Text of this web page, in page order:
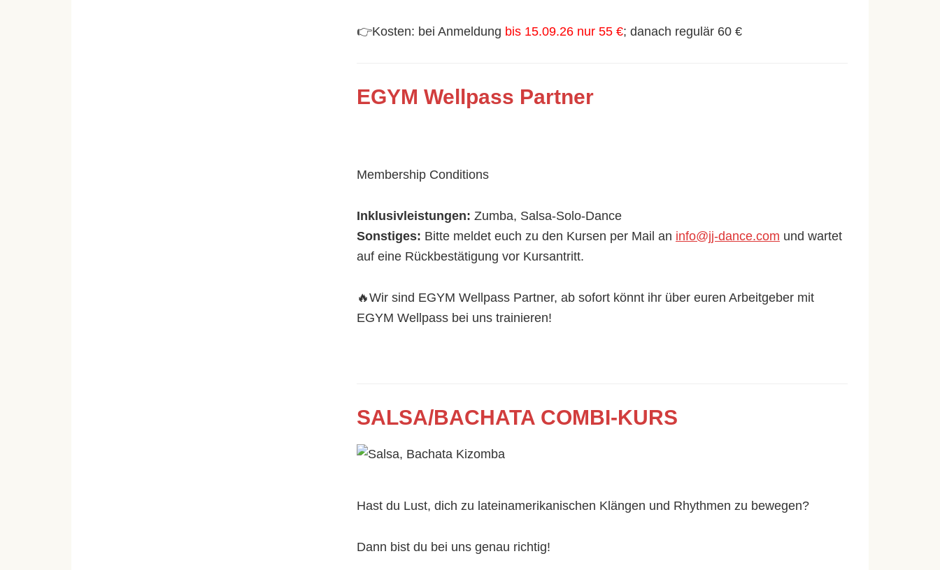
👉Kosten: bei Anmeldung bis 15.09.26 nur 55 €; danach regulär 60 €
EGYM Wellpass Partner
Membership Conditions
Inklusivleistungen: Zumba, Salsa-Solo-Dance
Sonstiges: Bitte meldet euch zu den Kursen per Mail an info@jj-dance.com und wartet
auf eine Rückbestätigung vor Kursantritt.
🔥Wir sind EGYM Wellpass Partner, ab sofort könnt ihr über euren Arbeitgeber mit
EGYM Wellpass bei uns trainieren!
SALSA/BACHATA COMBI-KURS
Hast du Lust, dich zu lateinamerikanischen Klängen und Rhythmen zu bewegen?
Dann bist du bei uns genau richtig!